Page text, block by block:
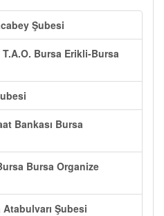
Şubesi
T.A.O. Bursa Erikli-Bursa
Bankası Bursa
Bursa Organize
Şubesi